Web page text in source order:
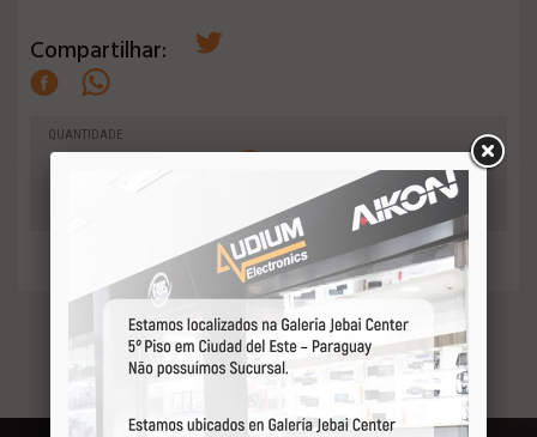
Compartilhar:
QUANTIDADE
+ Adicionar
ao orçamento